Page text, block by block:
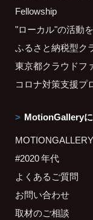
Fellowship
"ローカル"の活動
ふるさと納税型ク
東京都クラウドフ
コロナ対策支援プ
MotionGallery
#2020 年代
よくあるご質問
お問い合わせ
取材のご相談